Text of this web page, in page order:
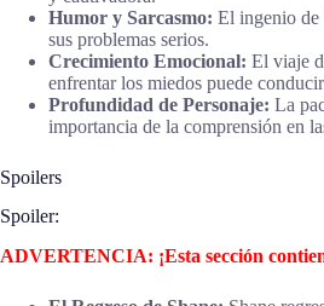
Humor y Sarcasmo: El ingenio de
sus problemas serios.
Crecimiento Emocional: El viaje
enfrentar los miedos puede
Profundidad de Personaje: La
importancia de la comprensión en
Spoilers
Spoiler:
ADVERTENCIA: ¡Esta sección